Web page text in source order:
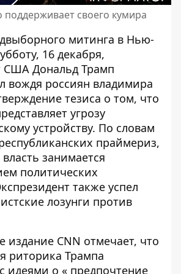
поддерживает своего кумира
митинга в Нью-
16 декабря,
США Дональд Трамп
вождя россиян владимира
тезиса о том, что
угрозу
устройству. По словам
праймериз,
занимается
политических
также успел
лозунги против
издание CNN отмечает, что
риторика Трампа
идеями о « предпочтение